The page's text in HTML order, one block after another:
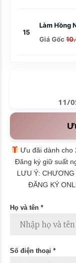
15
Làm Hồng
Giá Gốc
11/
Ưu đãi dành
Đăng ký giữ suất
LƯU Ý: CHƯƠNG
ĐĂNG KÝ
Họ và tên *
Số điện thoại *